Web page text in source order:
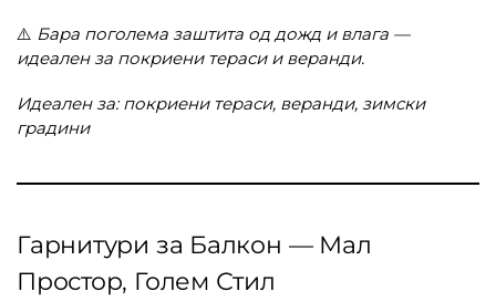
⚠️ Бара поголема заштита од дожд и влага —
идеален за покриени тераси и веранди.
Идеален за: покриени тераси, веранди, зимски
градини
Гарнитури за Балкон — Мал
Простор, Голем Стил